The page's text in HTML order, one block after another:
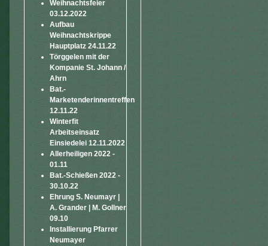
Weihnachtsfeier
03.12.2022
Aufbau
Weihnachtskrippe
Hauptplatz 24.11.22
Törggelen mit der
Kompanie St. Johann /
Ahrn
Bat.-
Marketenderinnentreffen
12.11.22
Winterfit
Arbeitseinsatz
Einsiedelei 12.11.2022
Allerheiligen 2022 -
01.11
Bat.-Schießen 2022 -
30.10.22
Ehrung S. Neumayr |
A. Grander | M. Gollner
09.10
Installierung Pfarrer
Neumayer